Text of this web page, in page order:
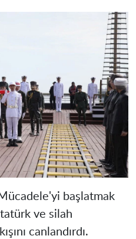
başlatmak
ve silah
canlandırdı.